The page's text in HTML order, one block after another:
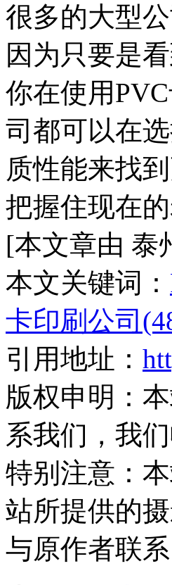
很多的大型
因为只要是
你在使用
司都可以在
质性能来找
把握住现在
[本文章由 泰
本文关键词：
卡印刷公司
引用地址：
版权申明：
系我们，我
特别注意：
站所提供的
与原作者联